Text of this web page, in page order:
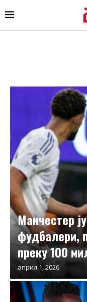
Манчестер
фудбалери,
преку 100
април 1, 2026